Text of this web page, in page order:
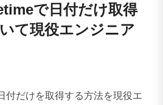
で日付だけ取得
て現役エンジニア
付だけを取得する方法を現役エ